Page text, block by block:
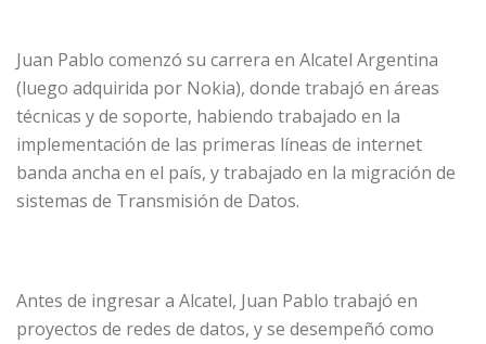
Juan Pablo comenzó su carrera en Alcatel Argentina
(luego adquirida por Nokia), donde trabajó en áreas
técnicas y de soporte, habiendo trabajado en la
implementación de las primeras líneas de internet
banda ancha en el país, y trabajado en la migración de
sistemas de Transmisión de Datos.
Antes de ingresar a Alcatel, Juan Pablo trabajó en
proyectos de redes de datos, y se desempeñó como